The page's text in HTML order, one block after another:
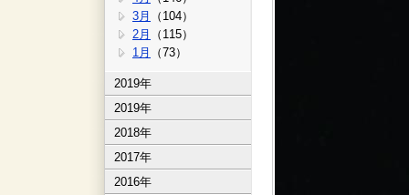
3月
（104）
2月
（115）
1月
（73）
2019年
2019年
2018年
2017年
2016年